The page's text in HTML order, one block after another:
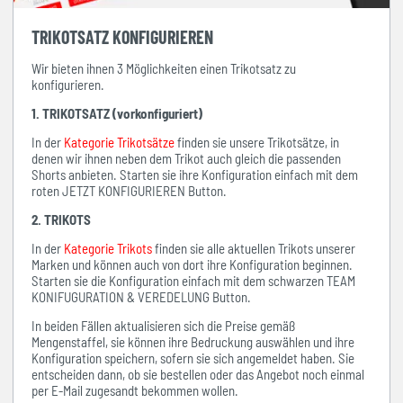
TRIKOTSATZ KONFIGURIEREN
Wir bieten ihnen 3 Möglichkeiten einen Trikotsatz zu
konfigurieren.
1. TRIKOTSATZ (vorkonfiguriert)
In der Kategorie Trikotsätzefinden sie unsere Trikotsätze, in
denen wir ihnen neben dem Trikot auch gleich die passenden
Shorts anbieten. Starten sie ihre Konfiguration einfach mit dem
roten JETZT KONFIGURIEREN Button.
2. TRIKOTS
In der Kategorie Trikotsfinden sie alle aktuellen Trikots unserer
Marken und können auch von dort ihre Konfiguration beginnen.
Starten sie die Konfiguration einfach mit dem schwarzen TEAM
KONIFUGURATION & VEREDELUNG Button.
In beiden Fällen aktualisieren sich die Preise gemäß
Mengenstaffel, sie können ihre Bedruckung auswählen und ihre
Konfiguration speichern, sofern sie sich angemeldet haben. Sie
entscheiden dann, ob sie bestellen oder das Angebot noch einmal
per E-Mail zugesandt bekommen wollen.